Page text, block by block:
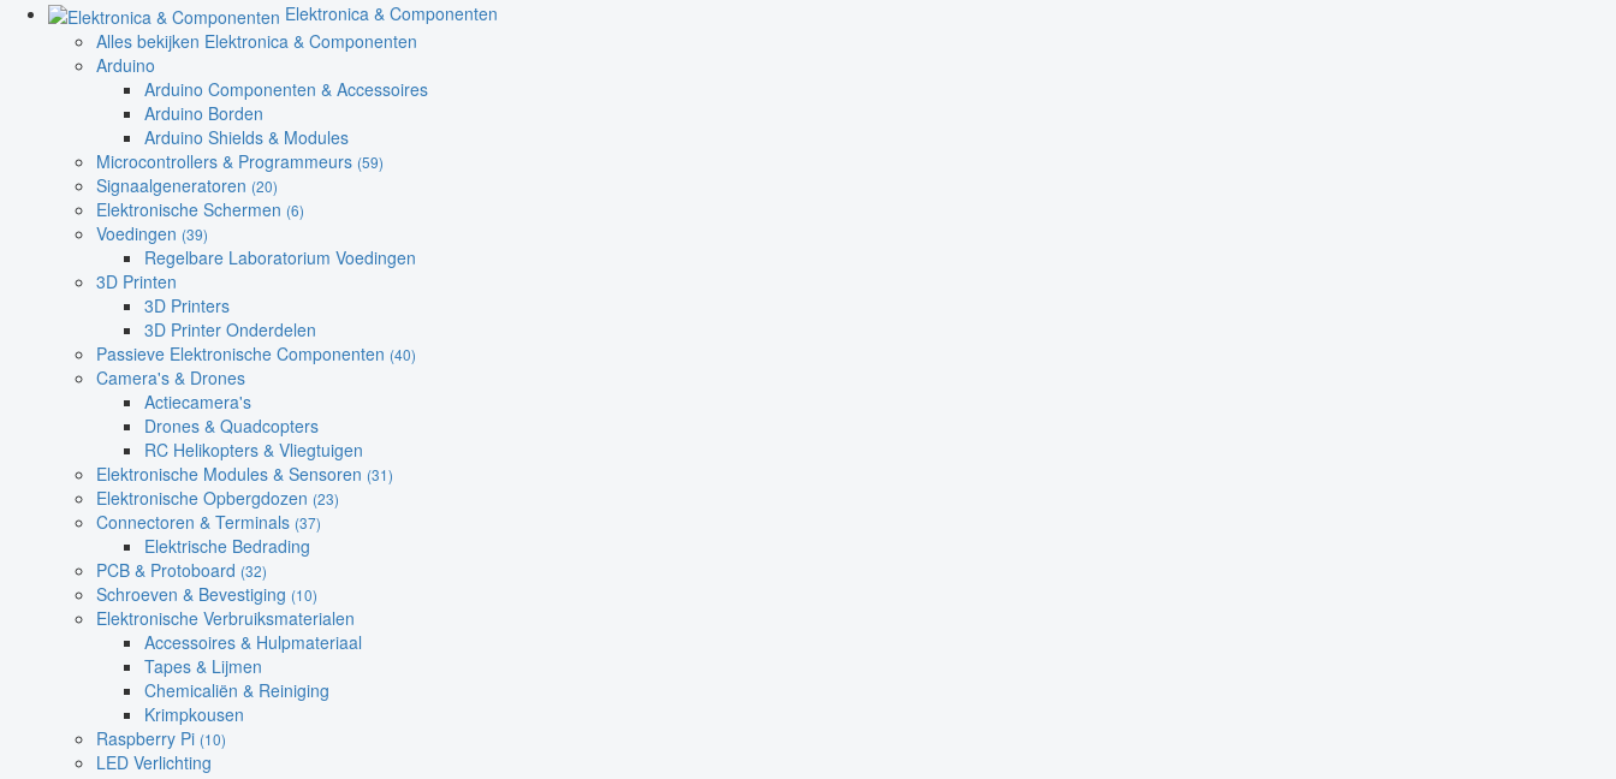
Elektronica & Componenten
Alles bekijken Elektronica & Componenten
Arduino
Arduino Componenten & Accessoires
Arduino Borden
Arduino Shields & Modules
Microcontrollers & Programmeurs (59)
Signaalgeneratoren (20)
Elektronische Schermen (6)
Voedingen (39)
Regelbare Laboratorium Voedingen
3D Printen
3D Printers
3D Printer Onderdelen
Passieve Elektronische Componenten (40)
Camera's & Drones
Actiecamera's
Drones & Quadcopters
RC Helikopters & Vliegtuigen
Elektronische Modules & Sensoren (31)
Elektronische Opbergdozen (23)
Connectoren & Terminals (37)
Elektrische Bedrading
PCB & Protoboard (32)
Schroeven & Bevestiging (10)
Elektronische Verbruiksmaterialen
Accessoires & Hulpmateriaal
Tapes & Lijmen
Chemicaliën & Reiniging
Krimpkousen
Raspberry Pi (10)
LED Verlichting